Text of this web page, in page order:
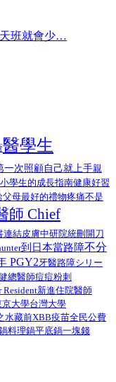
班就會少…
醫學生
一次照顧自己就上手親
學生的成長指南健康好習
父母最好的禮物疼痛不是
師 Chief
連結皮膚中研院統刪 開刀
到日本當路障不分
PGY2牙醫路障シリー
總醫師痘痘粉刺
Resident新進住院醫師
京大學台灣大學
水藏前XBB疫苗全民公費
料理鍋平底鍋一塊錢